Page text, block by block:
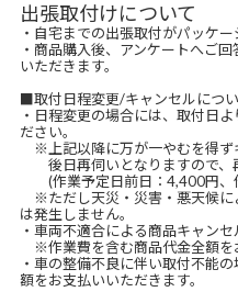
出張取付けについて
・自宅までの出張取付がパッケー
・商品購入後、アンケートへご
いただきます。
■取付日程変更/キャンセルにつ
・日程変更の場合には、取付日
ださい。
※上記以降に万が一やむを得ず
後日再伺いとなりますので、
(作業予定日前日：4,400円、
※ただし天災・災害・悪天候に
は発生しません。
・車両不適合による商品キャンセ
※作業費を含む商品代金全額を
・車の整備不良に伴い取付不能
額をお支払いいただきます。